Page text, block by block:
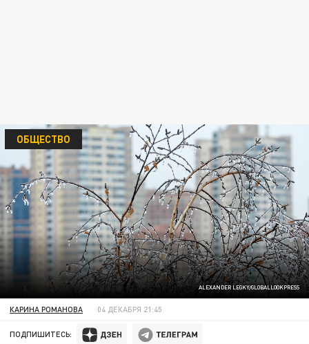
ALEXANDER LEGKY/GLOBALLOOKPRESS
ОБЩЕСТВО
КАРИНА РОМАНОВА 04 ДЕКАБРЯ 21:45
ПОДПИШИТЕСЬ: